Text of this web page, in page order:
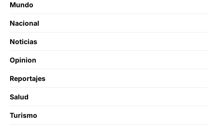
Mundo
Nacional
Noticias
Opinion
Reportajes
Salud
Turismo